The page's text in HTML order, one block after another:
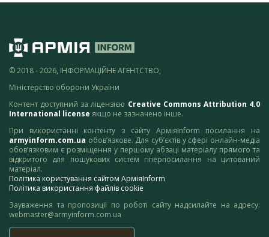
© 2018 - 2026, ІНФОРМАЦІЙНЕ АГЕНТСТВО,
Міністерство оборони України
Контент доступний за ліцензією Creative Commons Attribution 4.0
International license якщо не зазначено інше.
При використанні контенту з сайту АрміяInform посилання на
armyinform.com.ua обов’язкове. Для суб’єктів у сфері онлайн-медіа
обов’язковим є розміщення у першому абзаці матеріалу прямого та
відкритого для пошукових систем гіперпосилання на цитований
матеріал.
Політика користування сайтом АрміяInform
Політика використання файлів cookie
Зауваження та пропозиції по роботі сайту надсилайте на адресу:
webmaster@armyinform.com.ua